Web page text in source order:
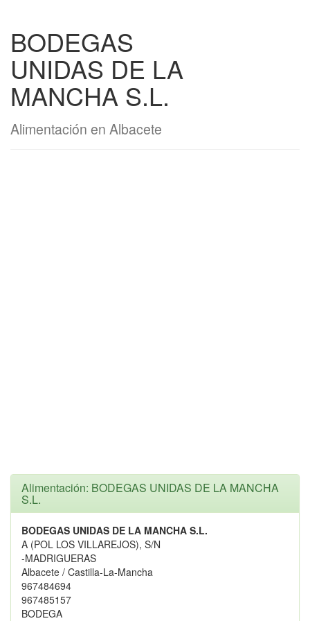
BODEGAS
UNIDAS DE LA
MANCHA S.L.
Alimentación en Albacete
Alimentación: BODEGAS UNIDAS DE LA MANCHA
S.L.
BODEGAS UNIDAS DE LA MANCHA S.L.
A (POL LOS VILLAREJOS), S/N
-MADRIGUERAS
Albacete / Castilla-La-Mancha
967484694
967485157
BODEGA